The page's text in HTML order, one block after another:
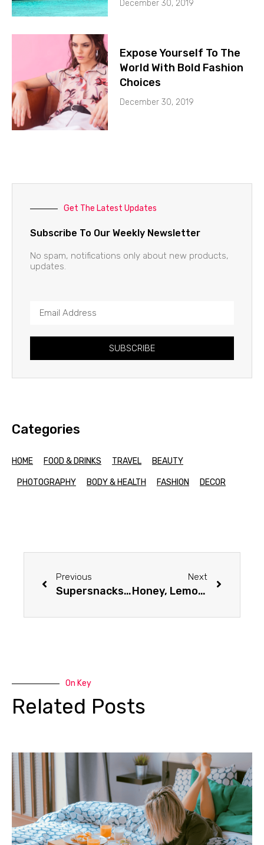
December 30, 2019
Expose Yourself To The
World With Bold Fashion
Choices
December 30, 2019
Get The Latest Updates
Subscribe To Our Weekly Newsletter
No spam, notifications only about new products,
updates.
SUBSCRIBE
Categories
HOME FOOD & DRINKS TRAVEL BEAUTY
PHOTOGRAPHY BODY & HEALTH FASHION DECOR
Previous
Supersnacks Will Charge You Up And Make You Much Happier
Next
Honey, Lemon, And Cinnamon Are The Perfect Flavors For Your Morning Snack
On Key
Related Posts